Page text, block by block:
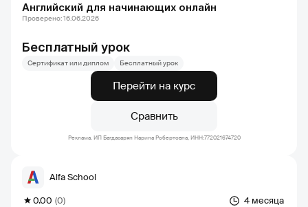
Английский для начинающих онлайн
Бесплатный урок
Проверено: 16.06.2026
Сертификат или диплом Бесплатный урок
Перейти на курс
Сравнить
Реклама. ИП Багдасарян Нарина Робертовна, ИНН:772021674720
4 месяца
0.00 (0)
Alfa School